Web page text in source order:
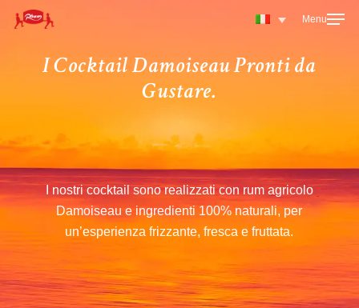
Skip
I Cocktail Damoiseau Pronti da
Gustare.
I nostri cocktail sono realizzati con rum agricolo
Damoiseau e ingredienti 100% naturali, per
un’esperienza frizzante, fresca e fruttata.